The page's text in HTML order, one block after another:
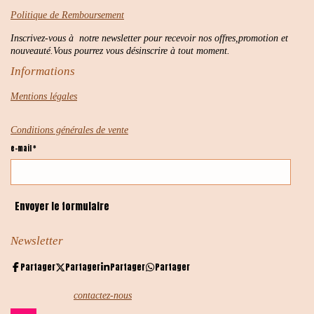
Politique de Remboursement
Inscrivez-vous à notre newsletter pour recevoir nos offres,promotion et
nouveauté.Vous pourrez vous désinscrire à tout moment.
Informations
Mentions légales
Conditions générales de vente
e-mail *
Envoyer le formulaire
Newsletter
Partager Partager Partager Partager
contactez-nous